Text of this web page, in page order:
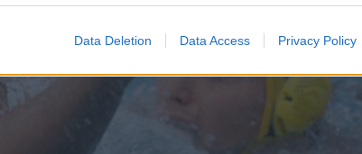
Data Deletion Data Access Privacy Policy